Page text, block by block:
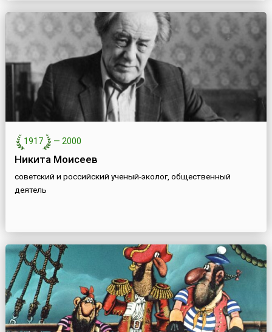
1917 — 2000
Никита Моисеев
советский и российский ученый-эколог, общественный
деятель